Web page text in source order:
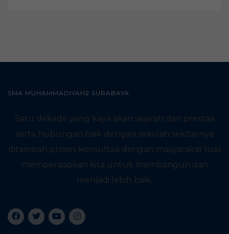
SMA MUHAMMADIYAH2 SURABAYA
Satu dekade yang kaya akan sejarah dan prestasi
serta hubungan baik dengan sekolah sekitarnya
ditambah proses konsultasi dengan masyarakat luas
mempersiapkan kita untuk membangun dan
menjadi lebih baik.